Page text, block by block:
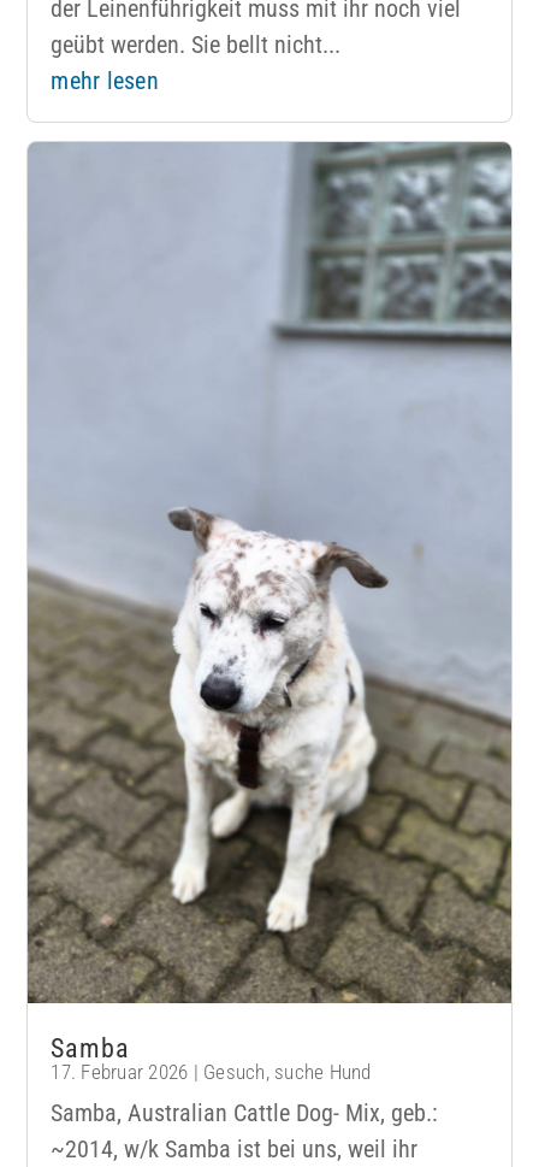
der Leinenführigkeit muss mit ihr noch viel
geübt werden. Sie bellt nicht...
mehr lesen
Samba
17. Februar 2026 | Gesuch, suche Hund
Samba, Australian Cattle Dog- Mix, geb.:
~2014, w/k Samba ist bei uns, weil ihr